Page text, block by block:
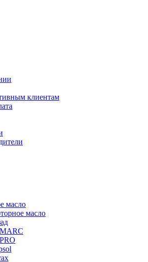
клиентам
масло
масло